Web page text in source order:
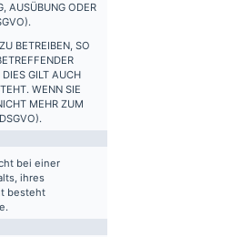
AUSÜBUNG ODER
BETREIBEN, SO
GILT AUCH
WENN SIE
MEHR ZUM
bei einer
ihres
besteht